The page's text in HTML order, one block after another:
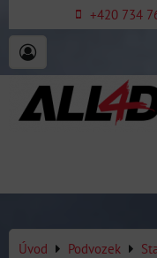
+420 734
Úvod Podvozek